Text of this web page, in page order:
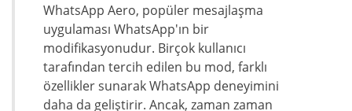
WhatsApp Aero, popüler mesajlaşma
uygulaması WhatsApp'ın bir
modifikasyonudur. Birçok kullanıcı
tarafından tercih edilen bu mod, farklı
özellikler sunarak WhatsApp deneyimini
daha da geliştirir. Ancak, zaman zaman